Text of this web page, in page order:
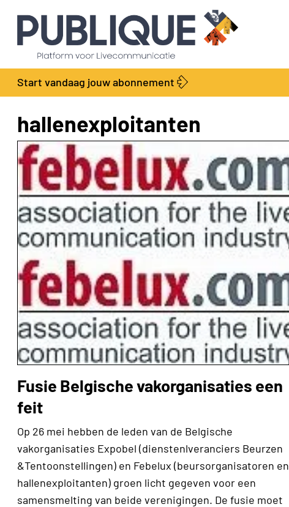
Start vandaag jouw abonnement
hallenexploitanten
Fusie Belgische vakorganisaties een
feit
Op 26 mei hebben de leden van de Belgische
vakorganisaties Expobel (dienstenlveranciers Beurzen
&Tentoonstellingen) en Febelux (beursorganisatoren en
hallenexploitanten) groen licht gegeven voor een
samensmelting van beide verenigingen. De fusie moet